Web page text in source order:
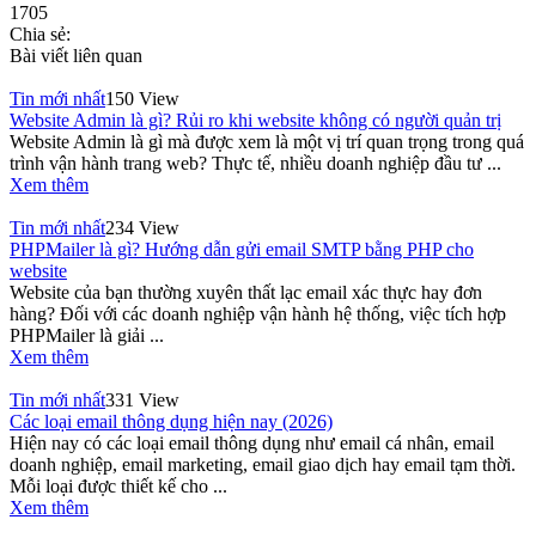
1705
Chia sẻ:
Bài viết liên quan
Tin mới nhất150 View
Website Admin là gì? Rủi ro khi website không có người quản trị
Website Admin là gì mà được xem là một vị trí quan trọng trong quá
trình vận hành trang web? Thực tế, nhiều doanh nghiệp đầu tư ...
Xem thêm
Tin mới nhất234 View
PHPMailer là gì? Hướng dẫn gửi email SMTP bằng PHP cho
website
Website của bạn thường xuyên thất lạc email xác thực hay đơn
hàng? Đối với các doanh nghiệp vận hành hệ thống, việc tích hợp
PHPMailer là giải ...
Xem thêm
Tin mới nhất331 View
Các loại email thông dụng hiện nay (2026)
Hiện nay có các loại email thông dụng như email cá nhân, email
doanh nghiệp, email marketing, email giao dịch hay email tạm thời.
Mỗi loại được thiết kế cho ...
Xem thêm